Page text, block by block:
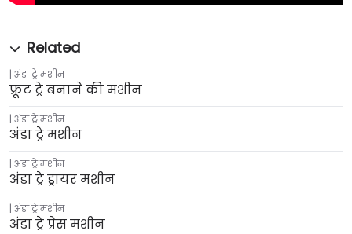
अंडा ट्रे मशीन
फ्रूट ट्रे बनाने की मशीन
अंडा ट्रे मशीन
अंडा ट्रे मशीन
अंडा ट्रे मशीन
अंडा ट्रे ड्रायर मशीन
अंडा ट्रे मशीन
अंडा ट्रे प्रेस मशीन